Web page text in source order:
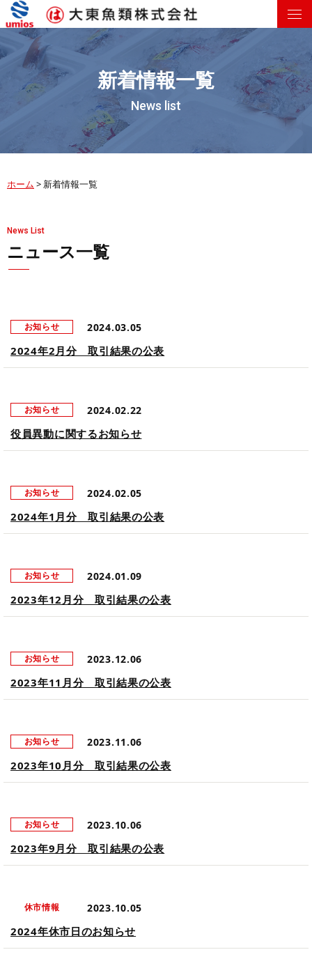
新着情報一覧
News list
ホーム > 新着情報一覧
News List
ニュース一覧
お知らせ 2024.03.05
2024年2月分 取引結果の公表
お知らせ 2024.02.22
役員異動に関するお知らせ
お知らせ 2024.02.05
2024年1月分 取引結果の公表
お知らせ 2024.01.09
2023年12月分 取引結果の公表
お知らせ 2023.12.06
2023年11月分 取引結果の公表
お知らせ 2023.11.06
2023年10月分 取引結果の公表
お知らせ 2023.10.06
2023年9月分 取引結果の公表
休市情報 2023.10.05
2024年休市日のお知らせ